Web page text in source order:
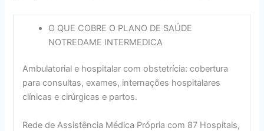
O QUE COBRE O PLANO DE SAÚDE
NOTREDAME INTERMEDICA
Ambulatorial e hospitalar com obstetrícia: cobertura
para consultas, exames, internações hospitalares
clínicas e cirúrgicas e partos.
Rede de Assistência Médica Própria com 87 Hospitais,